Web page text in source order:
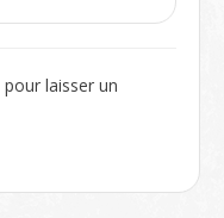
pour laisser un